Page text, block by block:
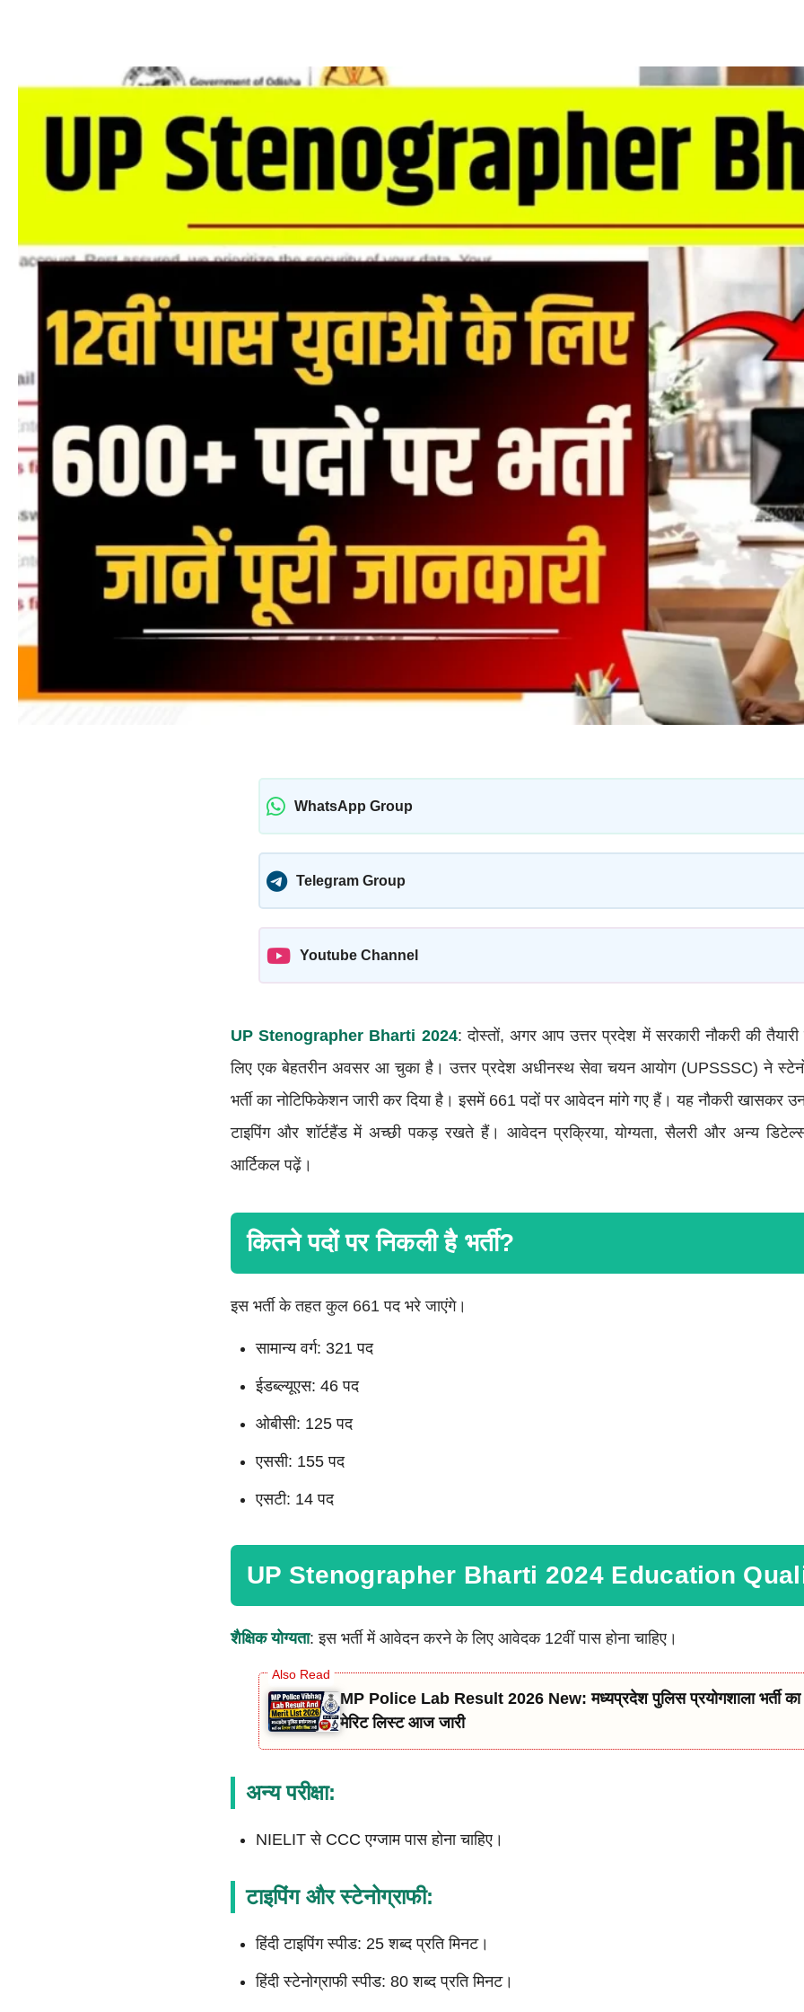
WhatsApp Group
Telegram Group
Youtube Channel
UP Stenographer Bharti 2024: दोस्तों, अगर आप उत्तर प्रदेश में सरकारी नौकरी की
लिए एक बेहतरीन अवसर आ चुका है। उत्तर प्रदेश अधीनस्थ सेवा चयन आयोग (UPSSSC) ने
भर्ती का नोटिफिकेशन जारी कर दिया है। इसमें 661 पदों पर आवेदन मांगे गए हैं। यह नौकरी खासकर
टाइपिंग और शॉर्टहैंड में अच्छी पकड़ रखते हैं। आवेदन प्रक्रिया, योग्यता, सैलरी और अन्य
आर्टिकल पढ़ें।
कितने पदों पर निकली है भर्ती?
इस भर्ती के तहत कुल 661 पद भरे जाएंगे।
सामान्य वर्ग: 321 पद
ईडब्ल्यूएस: 46 पद
ओबीसी: 125 पद
एससी: 155 पद
एसटी: 14 पद
UP Stenographer Bharti 2024 Education
शैक्षिक योग्यता: इस भर्ती में आवेदन करने के लिए आवेदक 12वीं पास होना चाहिए।
MP Police Lab Result 2026 New: मध्यप्रदेश पुलिस प्रयोगशाला भर्ती
मेरिट लिस्ट आज जारी
अन्य परीक्षा:
NIELIT से CCC एग्जाम पास होना चाहिए।
टाइपिंग और स्टेनोग्राफी:
हिंदी टाइपिंग स्पीड: 25 शब्द प्रति मिनट।
हिंदी स्टेनोग्राफी स्पीड: 80 शब्द प्रति मिनट।